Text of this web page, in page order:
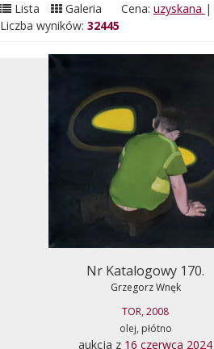
Lista Galeria Cena: uzyskana |
Liczba wyników: 32445
Nr Katalogowy 170.
Grzegorz Wnęk
TOR, 2008
olej, płótno
aukcja z 16 czerwca 2024